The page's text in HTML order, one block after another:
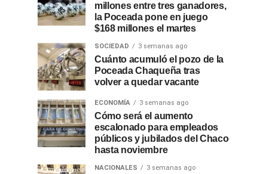
millones entre tres ganadores,
la Poceada pone en juego
$168 millones el martes
SOCIEDAD 3 semanas ago
Cuánto acumuló el pozo de la
Poceada Chaqueña tras
volver a quedar vacante
ECONOMÍA 3 semanas ago
Cómo será el aumento
escalonado para empleados
públicos y jubilados del Chaco
hasta noviembre
NACIONALES 3 semanas ago